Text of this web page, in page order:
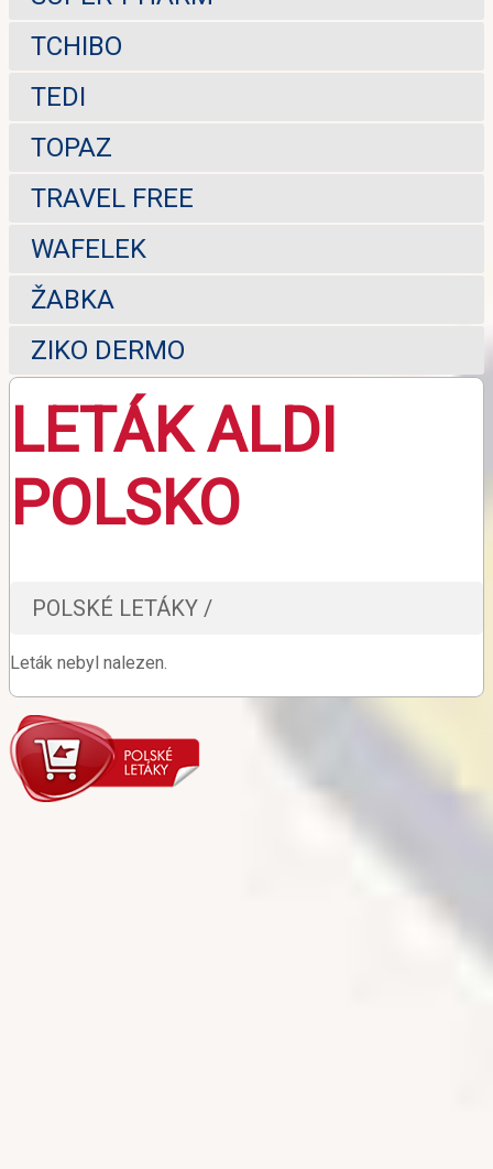
TCHIBO
TEDI
TOPAZ
TRAVEL FREE
WAFELEK
ŽABKA
ZIKO DERMO
LETÁK ALDI
POLSKO
POLSKÉ LETÁKY /
Leták nebyl nalezen.